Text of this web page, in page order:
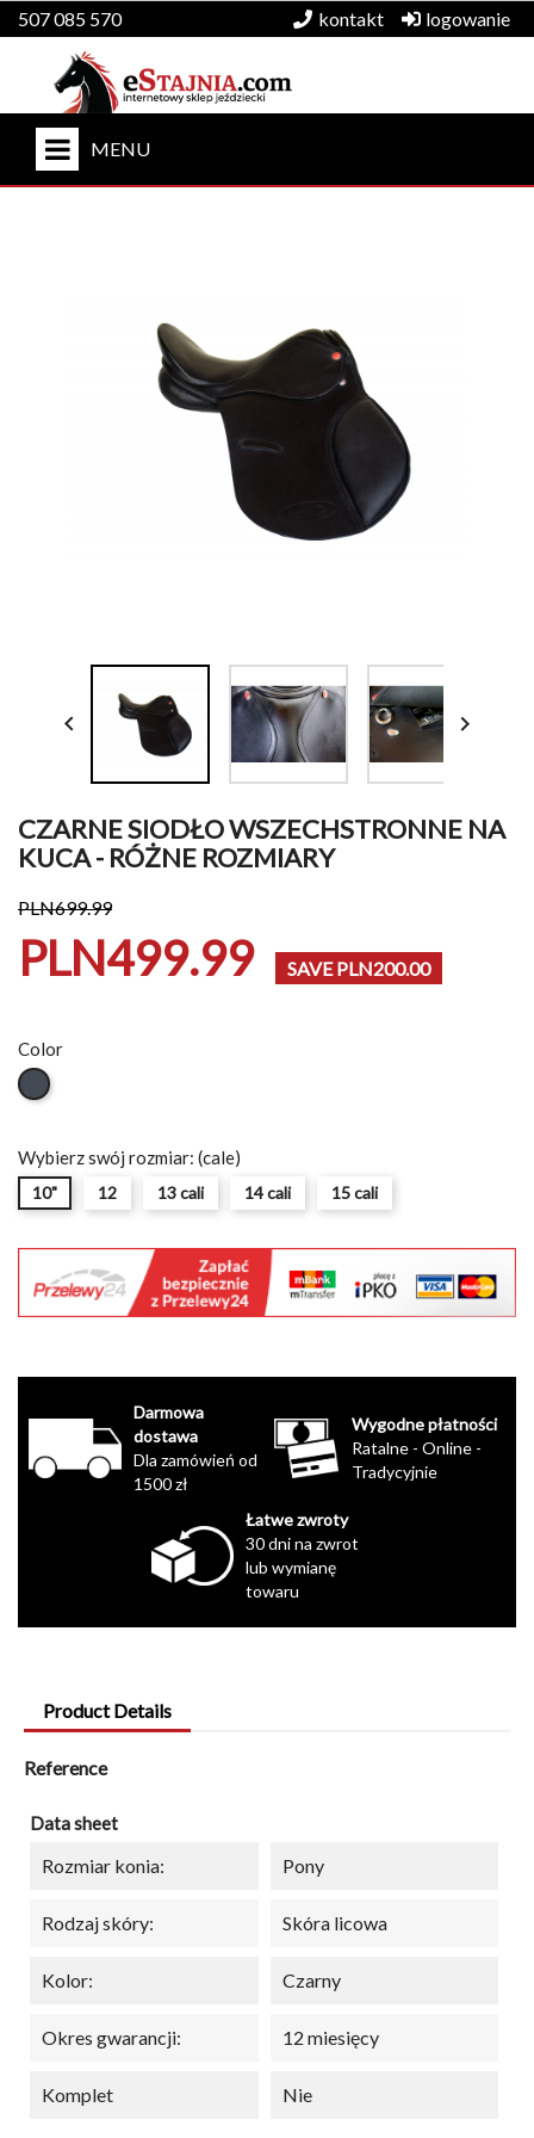
507 085 570 kontakt logowanie
MENU
 
CZARNE SIODŁO WSZECHSTRONNE NA
KUCA - RÓŻNE ROZMIARY
PLN699.99
PLN499.99 SAVE PLN200.00
Color
Black
Wybierz swój rozmiar: (cale)
10" 12 13 cali 14 cali 15 cali
Darmowa
dostawa
Dla zamówień od
1500 zł
Wygodne płatności
Ratalne - Online -
Tradycyjnie
Łatwe zwroty
30 dni na zwrot
lub wymianę
towaru
Product Details
Reference
Data sheet
Rozmiar konia: Pony
Rodzaj skóry: Skóra licowa
Kolor: Czarny
Okres gwarancji: 12 miesięcy
Komplet Nie